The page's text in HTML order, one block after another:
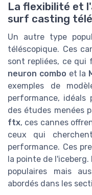
La flexibilité et
surf casting
Un autre type
téléscopique. Ces
sont repliées, ce qui
neuron combo et la
exemples de
performance, idéals
des études menées
ftx, ces cannes
ceux qui
performance. Ces
la pointe de
populaires mais
abordés dans les